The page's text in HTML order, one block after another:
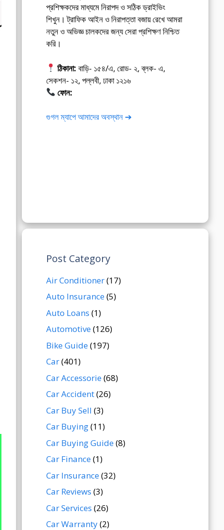
প্রশিক্ষকদের মাধ্যমে নিরাপদ ও সঠিক ড্রাইভিং
শিখুন। ট্রাফিক আইন ও নিরাপত্তা বজায় রেখে আমরা
নতুন ও অভিজ্ঞ চালকদের জন্য সেরা প্রশিক্ষণ নিশ্চিত
করি।
ঠিকানা: বাড়ি- ১৫৪/এ, রোড- ২, ব্লক- এ,
সেকশন- ১২, পল্লবী, ঢাকা ১২১৬
ফোন:
গুগল ম্যাপে আমাদের অবস্থান ➔
Post Category
Air Conditioner(17)
Auto Insurance(5)
Auto Loans (1)
Automotive(126)
Bike Guide(197)
Car(401)
Car Accessorie(68)
Car Accident(26)
Car Buy Sell (3)
Car Buying(11)
Car Buying Guide(8)
Car Finance(1)
Car Insurance(32)
Car Reviews (3)
Car Services (26)
Car Warranty(2)